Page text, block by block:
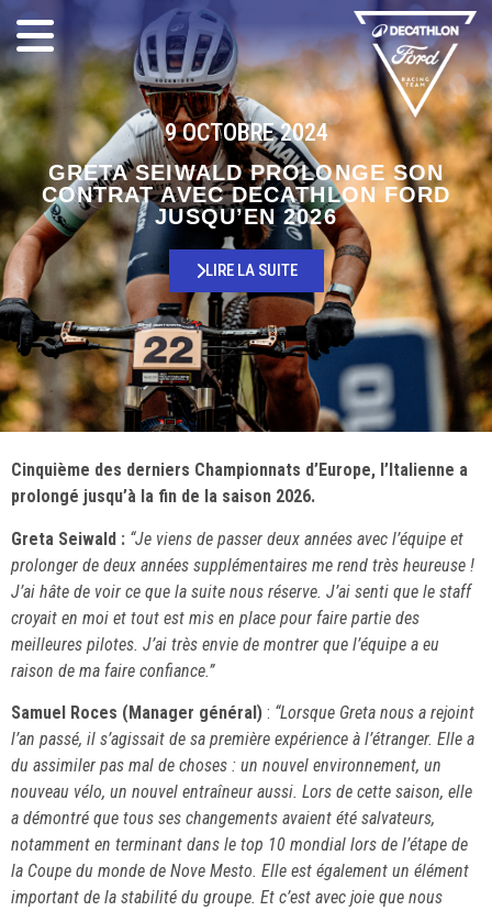
9 OCTOBRE 2024
GRETA SEIWALD PROLONGE SON
CONTRAT AVEC DECATHLON FORD
JUSQU’EN 2026
LIRE LA SUITE
Cinquième des derniers Championnats d’Europe, l’Italienne a
prolongé jusqu’à la fin de la saison 2026.
Greta Seiwald : “Je viens de passer deux années avec l’équipe et
prolonger de deux années supplémentaires me rend très heureuse !
J’ai hâte de voir ce que la suite nous réserve. J’ai senti que le staff
croyait en moi et tout est mis en place pour faire partie des
meilleures pilotes. J’ai très envie de montrer que l’équipe a eu
raison de ma faire confiance.”
Samuel Roces (Manager général) : “Lorsque Greta nous a rejoint
l’an passé, il s’agissait de sa première expérience à l’étranger. Elle a
du assimiler pas mal de choses : un nouvel environnement, un
nouveau vélo, un nouvel entraîneur aussi. Lors de cette saison, elle
a démontré que tous ses changements avaient été salvateurs,
notamment en terminant dans le top 10 mondial lors de l’étape de
la Coupe du monde de Nove Mesto. Elle est également un élément
important de la stabilité du groupe. Et c’est avec joie que nous